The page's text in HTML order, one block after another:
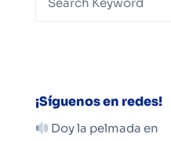
¡Síguenos en redes!
Doy la pelmada en